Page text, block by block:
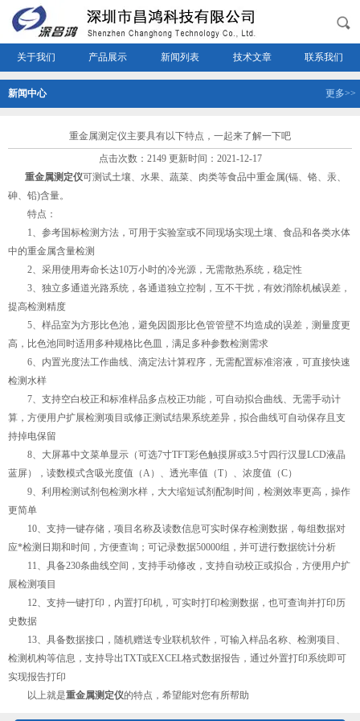
关于我们 产品展示 新闻列表 技术文章 联系我们
新闻中心 更多>>
重金属测定仪主要具有以下特点，一起来了解一下吧
点击次数：2149 更新时间：2021-12-17
重金属测定仪可测试土壤、水果、蔬菜、肉类等食品中重金属(镉、铬、汞、
砷、铅)含量。
特点：
1、参考国标检测方法，可用于实验室或不同现场实现土壤、食品和各类水体
中的重金属含量检测
2、采用使用寿命长达10万小时的冷光源，无需散热系统，稳定性
3、独立多通道光路系统，各通道独立控制，互不干扰，有效消除机械误差，
提高检测精度
5、样品室为方形比色池，避免因圆形比色管管壁不均造成的误差，测量度更
高，比色池同时适用多种规格比色皿，满足多种参数检测需求
6、内置光度法工作曲线、滴定法计算程序，无需配置标准溶液，可直接快速
检测水样
7、支持空白校正和标准样品多点校正功能，可自动拟合曲线、无需手动计
算，方便用户扩展检测项目或修正测试结果系统差异，拟合曲线可自动保存且支
持掉电保留
8、大屏幕中文菜单显示（可选7寸TFT彩色触摸屏或3.5寸四行汉显LCD液晶
蓝屏），读数模式含吸光度值（A）、透光率值（T）、浓度值（C）
9、利用检测试剂包检测水样，大大缩短试剂配制时间，检测效率更高，操作
更简单
10、支持一键存储，项目名称及读数信息可实时保存检测数据，每组数据对
应*检测日期和时间，方便查询；可记录数据50000组，并可进行数据统计分析
11、具备230条曲线空间，支持手动修改，支持自动校正或拟合，方便用户扩
展检测项目
12、支持一键打印，内置打印机，可实时打印检测数据，也可查询并打印历
史数据
13、具备数据接口，随机赠送专业联机软件，可输入样品名称、检测项目、
检测机构等信息，支持导出TXT或EXCEL格式数据报告，通过外置打印系统即可
实现报告打印
以上就是重金属测定仪的特点，希望能对您有所帮助